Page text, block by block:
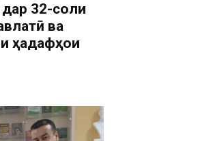
32-соли
ва
ҳадафҳои